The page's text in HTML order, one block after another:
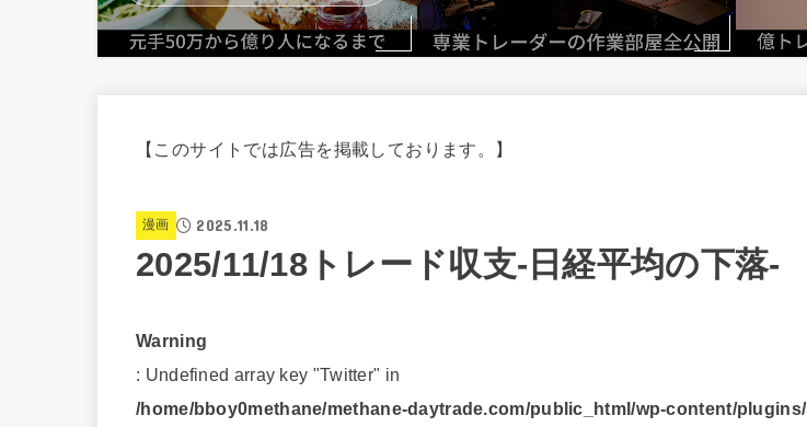
【このサイトでは広告を掲載しております。】
漫画 2025.11.18
2025/11/18トレード収支-日経平均の下落-
Warning
: Undefined array key "Twitter" in
/home/bboy0methane/methane-daytrade.com/public_html/wp-content/